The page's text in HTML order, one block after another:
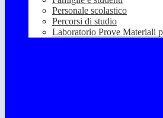
Personale scolastico
Percorsi di studio
Laboratorio Prove Materiali